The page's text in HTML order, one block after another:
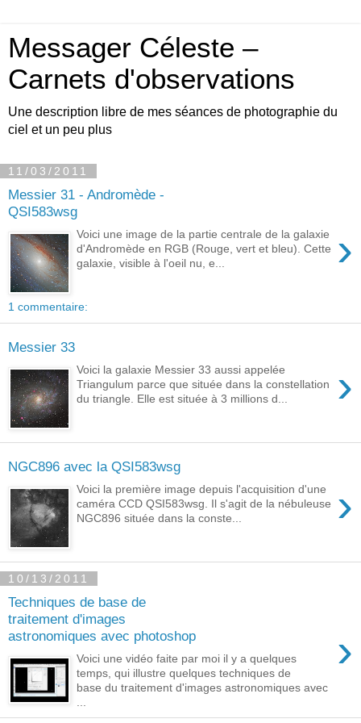
Messager Céleste –
Carnets d'observations
Une description libre de mes séances de photographie du
ciel et un peu plus
11/03/2011
Messier 31 - Andromède -
QSI583wsg
›
Voici une image de la partie centrale de la galaxie
d'Andromède en RGB (Rouge, vert et bleu). Cette
galaxie, visible à l'oeil nu, e...
1 commentaire:
Messier 33
›
Voici la galaxie Messier 33 aussi appelée
Triangulum parce que située dans la constellation
du triangle. Elle est située à 3 millions d...
NGC896 avec la QSI583wsg
›
Voici la première image depuis l'acquisition d'une
caméra CCD QSI583wsg. Il s'agit de la nébuleuse
NGC896 située dans la conste...
10/13/2011
Techniques de base de
traitement d'images
astronomiques avec photoshop
›
Voici une vidéo faite par moi il y a quelques
temps, qui illustre quelques techniques de
base du traitement d'images astronomiques avec
...